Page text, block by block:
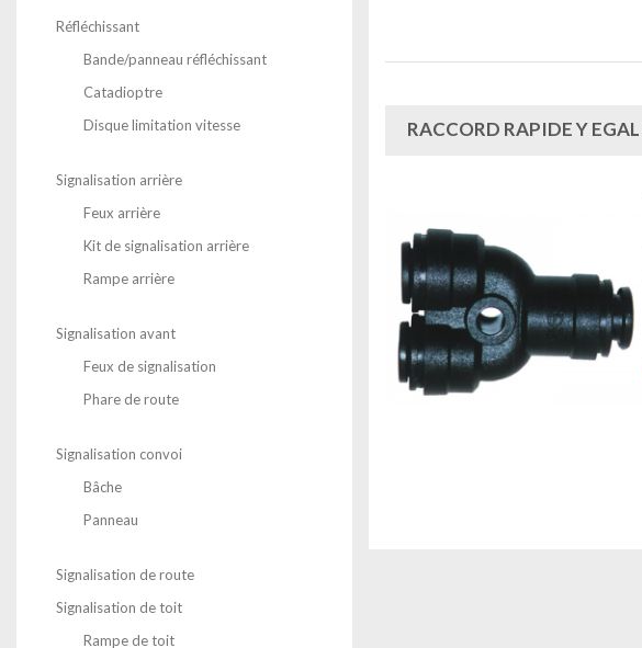
Réfléchissant
Bande/panneau réfléchissant
Catadioptre
Disque limitation vitesse
Signalisation arrière
Feux arrière
Kit de signalisation arrière
Rampe arrière
Signalisation avant
Feux de signalisation
Phare de route
Signalisation convoi
Bâche
Panneau
Signalisation de route
Signalisation de toit
Rampe de toit
RACCORD RAPIDE Y